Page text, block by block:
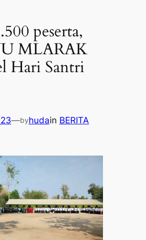
peserta,
MLARAK
Hari Santri
—byhudain BERITA